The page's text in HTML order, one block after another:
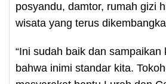
posyandu, damtor, rumah gizi
wisata yang terus
“Ini sudah baik dan
bahwa inimi standar kita.